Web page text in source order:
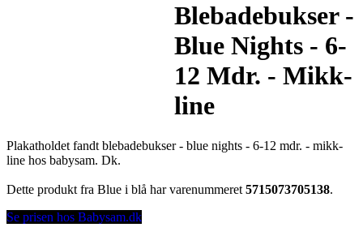
Blebadebukser -
Blue Nights - 6-
12 Mdr. - Mikk-
line
Plakatholdet fandt blebadebukser - blue nights - 6-12 mdr. - mikk-
line hos babysam. Dk.
Dette produkt fra Blue i blå har varenummeret 5715073705138.
Se prisen hos Babysam.dk